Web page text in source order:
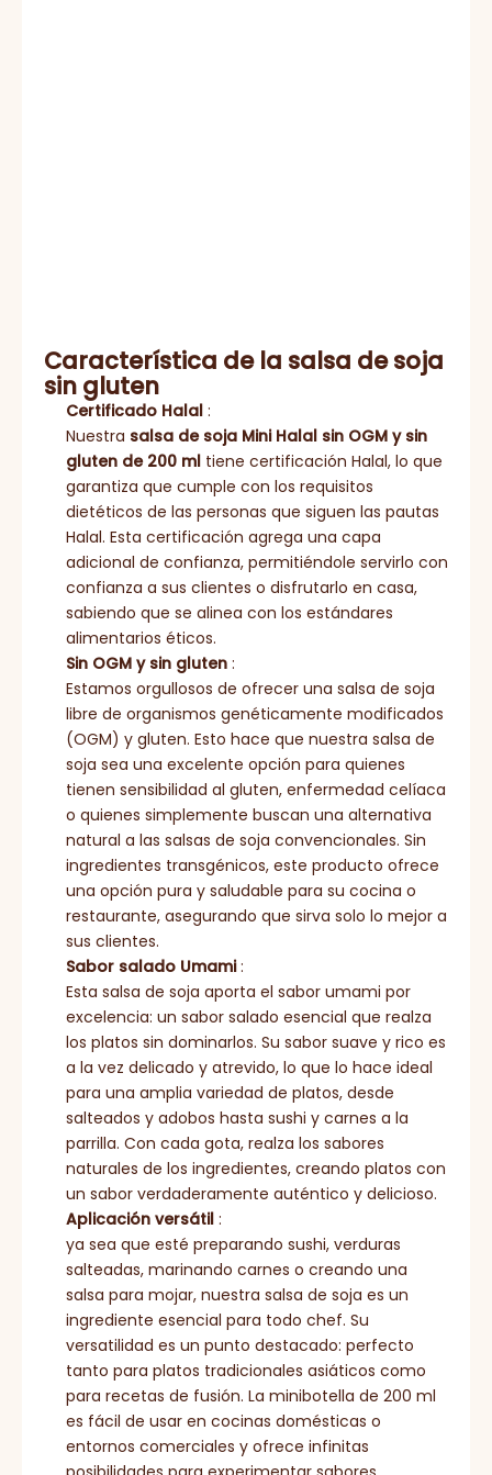
Característica de la salsa de soja
sin gluten
Certificado Halal :
Nuestra salsa de soja Mini Halal sin OGM y sin
gluten de 200 ml tiene certificación Halal, lo que
garantiza que cumple con los requisitos
dietéticos de las personas que siguen las pautas
Halal. Esta certificación agrega una capa
adicional de confianza, permitiéndole servirlo con
confianza a sus clientes o disfrutarlo en casa,
sabiendo que se alinea con los estándares
alimentarios éticos.
Sin OGM y sin gluten :
Estamos orgullosos de ofrecer una salsa de soja
libre de organismos genéticamente modificados
(OGM) y gluten. Esto hace que nuestra salsa de
soja sea una excelente opción para quienes
tienen sensibilidad al gluten, enfermedad celíaca
o quienes simplemente buscan una alternativa
natural a las salsas de soja convencionales. Sin
ingredientes transgénicos, este producto ofrece
una opción pura y saludable para su cocina o
restaurante, asegurando que sirva solo lo mejor a
sus clientes.
Sabor salado Umami:
Esta salsa de soja aporta el sabor umami por
excelencia: un sabor salado esencial que realza
los platos sin dominarlos. Su sabor suave y rico es
a la vez delicado y atrevido, lo que lo hace ideal
para una amplia variedad de platos, desde
salteados y adobos hasta sushi y carnes a la
parrilla. Con cada gota, realza los sabores
naturales de los ingredientes, creando platos con
un sabor verdaderamente auténtico y delicioso.
Aplicación versátil :
ya sea que esté preparando sushi, verduras
salteadas, marinando carnes o creando una
salsa para mojar, nuestra salsa de soja es un
ingrediente esencial para todo chef. Su
versatilidad es un punto destacado: perfecto
tanto para platos tradicionales asiáticos como
para recetas de fusión. La minibotella de 200 ml
es fácil de usar en cocinas domésticas o
entornos comerciales y ofrece infinitas